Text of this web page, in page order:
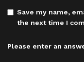
Save my name,
the next time I
Please enter an